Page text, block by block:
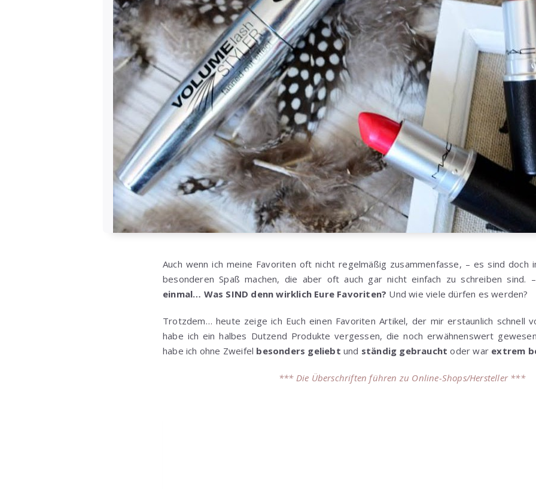
Auch wenn ich meine Favoriten oft nicht regelmäßig zusammenfasse, – es sind doch
besonderen Spaß machen, die aber oft auch gar nicht einfach zu schreiben sind. –
einmal… Was SIND denn wirklich Eure Favoriten? Und wie viele dürfen es werden?
Trotzdem… heute zeige ich Euch einen Favoriten Artikel, der mir erstaunlich schnell
habe ich ein halbes Dutzend Produkte vergessen, die noch erwähnenswert
habe ich ohne Zweifel besonders geliebt und ständig gebraucht oder war extrem
*** Die Überschriften führen zu Online-Shops/Hersteller ***